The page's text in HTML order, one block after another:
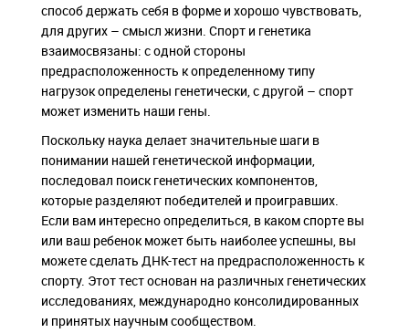
способ держать себя в форме и хорошо чувствовать,
для других – смысл жизни. Спорт и генетика
взаимосвязаны: с одной стороны
предрасположенность к определенному типу
нагрузок определены генетически, с другой – спорт
может изменить наши гены.
Поскольку наука делает значительные шаги в
понимании нашей генетической информации,
последовал поиск генетических компонентов,
которые разделяют победителей и проигравших.
Если вам интересно определиться, в каком спорте вы
или ваш ребенок может быть наиболее успешны, вы
можете сделать ДНК-тест на предрасположенность к
спорту. Этот тест основан на различных генетических
исследованиях, международно консолидированных
и принятых научным сообществом.